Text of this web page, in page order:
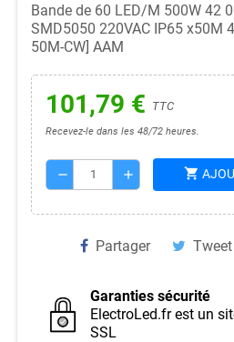
Bande de 60 LED/M 500W 42
SMD5050 220VAC IP65 x50M
50M-CW] AAM
101,79 € TTC
Recevez-le dans les 48/72 heures.
remove add shopping_cart
Partager Tweet
Garanties sécurité
ElectroLed.fr est un
SSL